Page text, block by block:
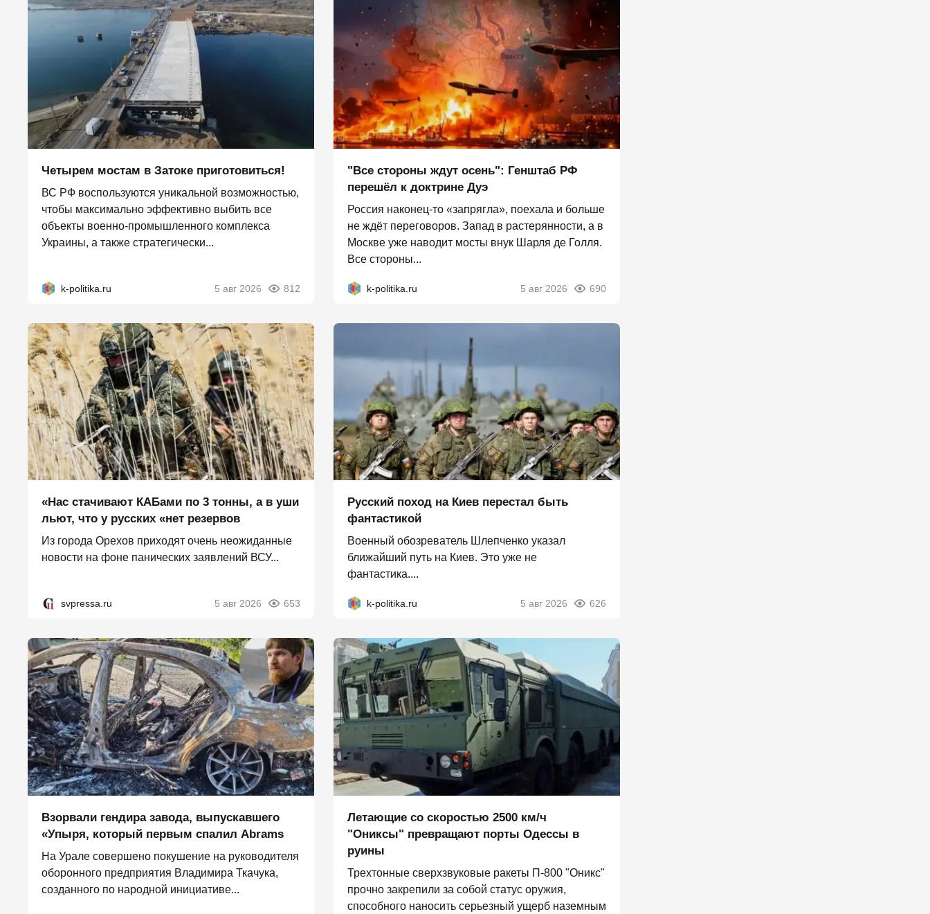
Четырем мостам в Затоке приготовиться!
ВС РФ воспользуются уникальной возможностью,
чтобы максимально эффективно выбить все
объекты военно-промышленного комплекса
Украины, а также стратегически...
k-politika.ru 5 авг 2026 812
"Все стороны ждут осень": Генштаб РФ
перешёл к доктрине Дуэ
Россия наконец-то «запрягла», поехала и больше
не ждёт переговоров. Запад в растерянности, а в
Москве уже наводит мосты внук Шарля де Голля.
Все стороны...
k-politika.ru 5 авг 2026 690
«Нас стачивают КАБами по 3 тонны, а в уши
льют, что у русских «нет резервов
Из города Орехов приходят очень неожиданные
новости на фоне панических заявлений ВСУ...
svpressa.ru 5 авг 2026 653
Русский поход на Киев перестал быть
фантастикой
Военный обозреватель Шлепченко указал
ближайший путь на Киев. Это уже не
фантастика....
k-politika.ru 5 авг 2026 626
Взорвали гендира завода, выпускавшего
«Упыря, который первым спалил Abrams
На Урале совершено покушение на руководителя
оборонного предприятия Владимира Ткачука,
созданного по народной инициативе...
Летающие со скоростью 2500 км/ч
"Ониксы" превращают порты Одессы в
руины
Трехтонные сверхзвуковые ракеты П‑800 "Оникс"
прочно закрепили за собой статус оружия,
способного наносить серьезный ущерб наземным